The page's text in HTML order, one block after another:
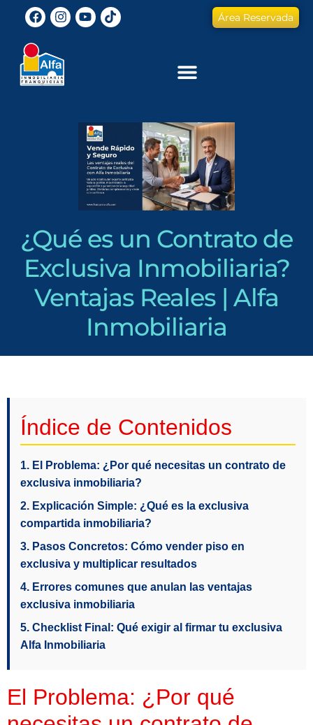
Área Reservada
¿Qué es un Contrato de
Exclusiva Inmobiliaria?
Ventajas Reales | Alfa
Inmobiliaria
Índice de Contenidos
1. El Problema: ¿Por qué necesitas un contrato de
exclusiva inmobiliaria?
2. Explicación Simple: ¿Qué es la exclusiva
compartida inmobiliaria?
3. Pasos Concretos: Cómo vender piso en
exclusiva y multiplicar resultados
4. Errores comunes que anulan las ventajas
exclusiva inmobiliaria
5. Checklist Final: Qué exigir al firmar tu exclusiva
Alfa Inmobiliaria
El Problema: ¿Por qué